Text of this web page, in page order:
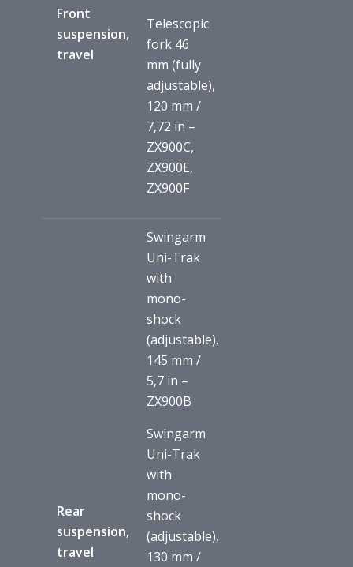
Front
suspension,
travel
Telescopic
fork 46
mm (fully
adjustable),
120 mm /
7,72 in –
ZX900C,
ZX900E,
ZX900F
Rear
suspension,
travel
Swingarm
Uni-Trak
with
mono-
shock
(adjustable),
145 mm /
5,7 in –
ZX900B
Swingarm
Uni-Trak
with
mono-
shock
(adjustable),
130 mm /